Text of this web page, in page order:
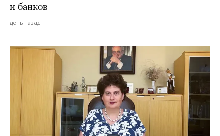
и банков
день назад